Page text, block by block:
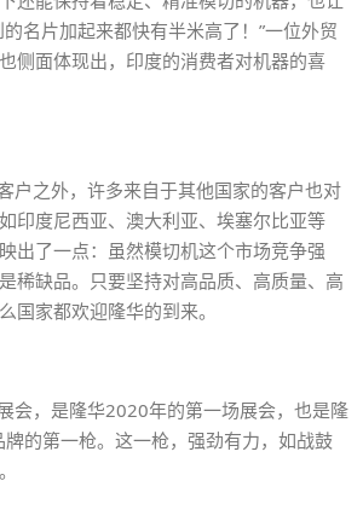
名片加起来都快有半米高了！”一位外贸
侧面体现出，印度的消费者对机器的喜
之外，许多来自于其他国家的客户也对
印度尼西亚、澳大利亚、埃塞尔比亚等
出了一点：虽然模切机这个市场竞争强
稀缺品。只要坚持对高品质、高质量、高
国家都欢迎隆华的到来。
，是隆华2020年的第一场展会，也是隆
的第一枪。这一枪，强劲有力，如战鼓